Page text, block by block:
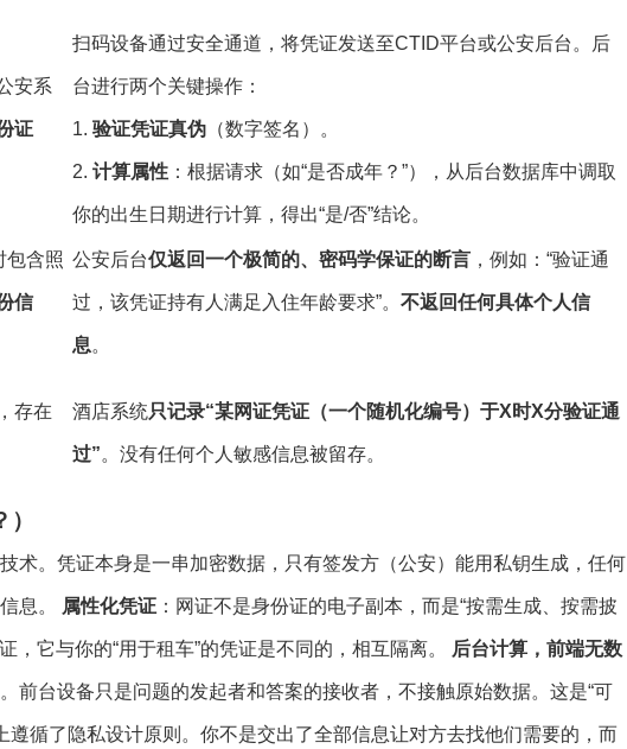
安系
证
扫码设备通过安全通道，将凭证发送至CTID平台或公安后台。后
台进行两个关键操作：
1. 验证凭证真伪 （数字签名）。
2. 计算属性 ：根据请求（如“是否成年？”），从后台数据库中调取
你的出生日期进行计算，得出“是/否”结论。
包含照
信
公安后台仅返回一个极简的、密码学保证的断言 ，例如：“验证通
过，该凭证持有人满足入住年龄要求”。 不返回任何具体个人信
息。
，存在 酒店系统只记录“某网证凭证（一个随机化编号）于X时X分验证通
过”。没有任何个人敏感信息被留存。
术。凭证本身是一串加密数据，只有签发方（公安）能用私钥生成，任何
息。 属性化凭证 ：网证不是身份证的电子副本，而是“按需生成、按需披
，它与你的“用于租车”的凭证是不同的，相互隔离。 后台计算，前端无数
前台设备只是问题的发起者和答案的接收者，不接触原始数据。这是“可
遵循了隐私设计原则。你不是交出了全部信息让对方去找他们需要的，而